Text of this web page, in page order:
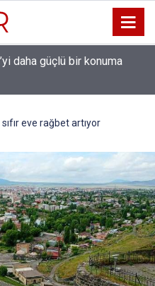
daha güçlü bir konuma
kurucu il başkanlığı
sıfır eve rağbet artıyor